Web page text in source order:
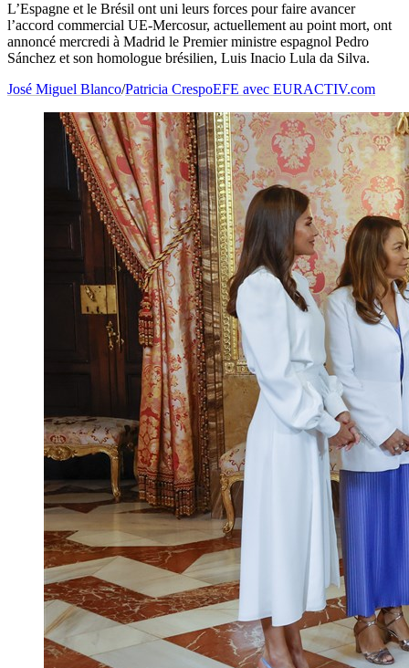
L’Espagne et le Brésil ont uni leurs forces pour faire avancer
l’accord commercial UE-Mercosur, actuellement au point mort, ont
annoncé mercredi à Madrid le Premier ministre espagnol Pedro
Sánchez et son homologue brésilien, Luis Inacio Lula da Silva.
José Miguel Blanco/Patricia CrespoEFE avec EURACTIV.com